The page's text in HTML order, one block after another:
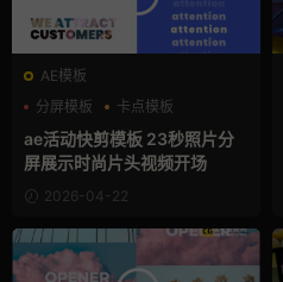
AE模板
分屏模板
卡点模板
快剪模板
ae活动快剪模板 23秒照片分
屏展示时尚片头视频开场
2026-04-22